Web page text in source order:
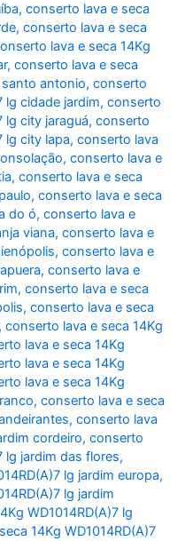
,conserto lava e seca
,conserto lava e seca
lava e seca 14Kg
,conserto lava e seca
santo antonio,conserto
lg cidade jardim,conserto
lg city jaraguá,conserto
lg city lapa,conserto lava
,conserto lava e
,conserto lava e seca
,conserto lava e seca
do ó,conserto lava e
viana,conserto lava e
,conserto lava e
,conserto lava e
,conserto lava e seca
,conserto lava e seca
,conserto lava e seca 14Kg
lava e seca 14Kg
lava e seca 14Kg
lava e seca 14Kg
,conserto lava e seca
,conserto lava
cordeiro,conserto
lg jardim das flores,
lg jardim europa,
lg jardim
WD1014RD(A)7 lg
14Kg WD1014RD(A)7